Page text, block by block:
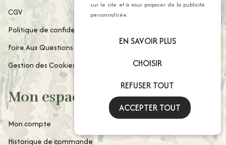
CGV
Politique de confidentialité
Foire Aux Questions
Gestion des Cookies
Mon espace client
Mon compte
Historique de commande
sur le site et à vous proposer de la publicité
personnalisée.
EN SAVOIR PLUS
CHOISIR
REFUSER TOUT
ACCEPTER TOUT